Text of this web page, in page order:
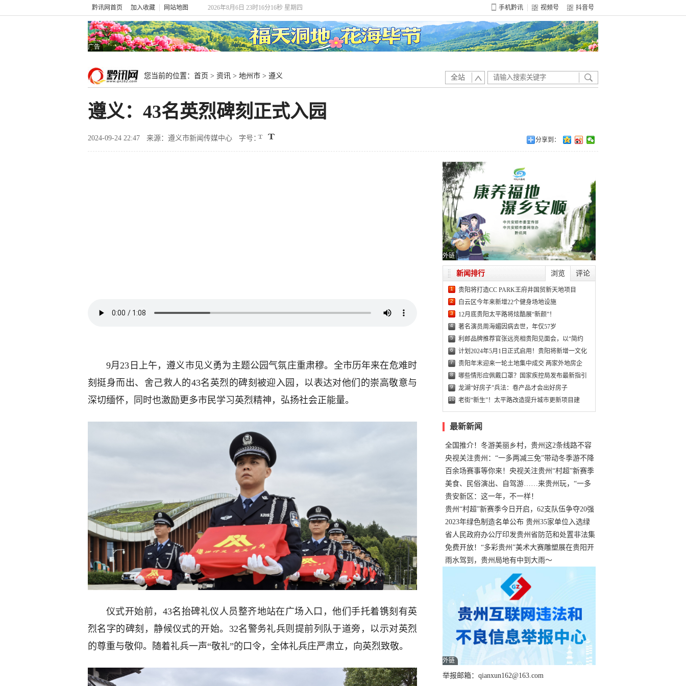
黔讯网首页 加入收藏 网站地图 2026年8月6日 23时16分18秒 星期四 手机黔讯 视频号 抖音号
广告
您当前的位置： 首页 > 资讯 > 地州市 > 遵义 全站
遵义：43名英烈碑刻正式入园
2024-09-24 22:47 来源：遵义市新闻传媒中心 字号： 分享到：
9月23日上午，遵义市见义勇为主题公园气氛庄重肃穆。全市历年来在危难时
刻挺身而出、舍己救人的43名英烈的碑刻被迎入园，以表达对他们的崇高敬意与
深切缅怀，同时也激励更多市民学习英烈精神，弘扬社会正能量。
仪式开始前，43名抬碑礼仪人员整齐地站在广场入口，他们手托着镌刻有英
烈名字的碑刻，静候仪式的开始。32名警务礼兵则提前列队于道旁，以示对英烈
的尊重与敬仰。随着礼兵一声“敬礼”的口令，全体礼兵庄严肃立，向英烈致敬。
外链
浏览 评论
新闻排行
1 贵阳将打造CC PARK王府井国贸新天地项目
2 白云区今年来新增22个健身场地设施
3 12月底贵阳太平路将炫酷展“新颜”！
4 著名演员周海媚因病去世，年仅57岁
5 利郎品牌推荐官张远亮相贵阳见面会，以“简约
6 计划2024年5月1日正式启用！贵阳将新增一文化
7 贵阳年末迎来一轮土地集中成交 两家外地房企
8 哪些情形应佩戴口罩？国家疾控局发布最新指引
9 龙湖“好房子”兵法：卷产品才会出好房子
10 老街“新生”！太平路改造提升城市更新项目建
最新新闻
全国推介！冬游美丽乡村，贵州这2条线路不容
错过
央视关注贵州：“一多两减三免”带动冬季游不降
温
百余场赛事等你来！央视关注贵州“村超”新赛季
正式“打响”
美食、民俗演出、自驾游……来贵州玩，“一多
两减三免”！
贵安新区：这一年，不一样！
贵州“村超”新赛季今日开启，62支队伍争夺20强
名额
2023年绿色制造名单公布 贵州35家单位入选绿
色工厂
省人民政府办公厅印发贵州省防范和处置非法集
资工作实施细则
免费开放！“多彩贵州”美术大赛雕塑展在贵阳开
展，持续至1月19日
雨水驾到，贵州局地有中到大雨～
外链
举报邮箱：qianxun162@163.com